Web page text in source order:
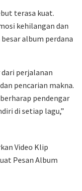
terasa kuat.
kehilangan dan
album perdana
perjalanan
pencarian makna.
pendengar
di setiap lagu,”